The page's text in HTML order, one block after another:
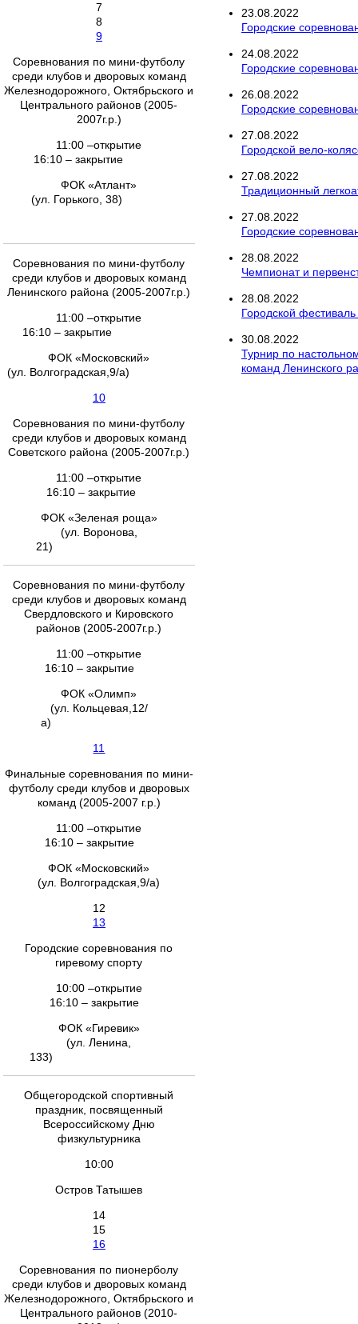
7
8
9
Соревнования по мини-футболу
среди клубов и дворовых команд
Железнодорожного, Октябрьского и
Центрального районов (2005-
2007г.р.)
11:00 –открытие
16:10 – закрытие
ФОК «Атлант»
(ул. Горького, 38)
Соревнования по мини-футболу
среди клубов и дворовых команд
Ленинского района (2005-2007г.р.)
11:00 –открытие
16:10 – закрытие
ФОК «Московский»
(ул. Волгоградская,9/а)
10
Соревнования по мини-футболу
среди клубов и дворовых команд
Советского района (2005-2007г.р.)
11:00 –открытие
16:10 – закрытие
ФОК «Зеленая роща»
(ул. Воронова,
21)
Соревнования по мини-футболу
среди клубов и дворовых команд
Свердловского и Кировского
районов (2005-2007г.р.)
11:00 –открытие
16:10 – закрытие
ФОК «Олимп»
(ул. Кольцевая,12/
а)
11
Финальные соревнования по мини-
футболу среди клубов и дворовых
команд (2005-2007 г.р.)
11:00 –открытие
16:10 – закрытие
ФОК «Московский»
(ул. Волгоградская,9/а)
12
13
Городские соревнования по
гиревому спорту
10:00 –открытие
16:10 – закрытие
ФОК «Гиревик»
(ул. Ленина,
133)
Общегородской спортивный
праздник, посвященный
Всероссийскому Дню
физкультурника
10:00
Остров Татышев
14
15
16
Соревнования по пионерболу
среди клубов и дворовых команд
Железнодорожного, Октябрьского и
Центрального районов (2010-
23.08.2022
Городские
24.08.2022
Городские
26.08.2022
Городские
27.08.2022
Городской вело-
27.08.2022
Традиционный
27.08.2022
Городские
28.08.2022
Чемпионат и
28.08.2022
Городской
30.08.2022
Турнир по
команд Ленинского